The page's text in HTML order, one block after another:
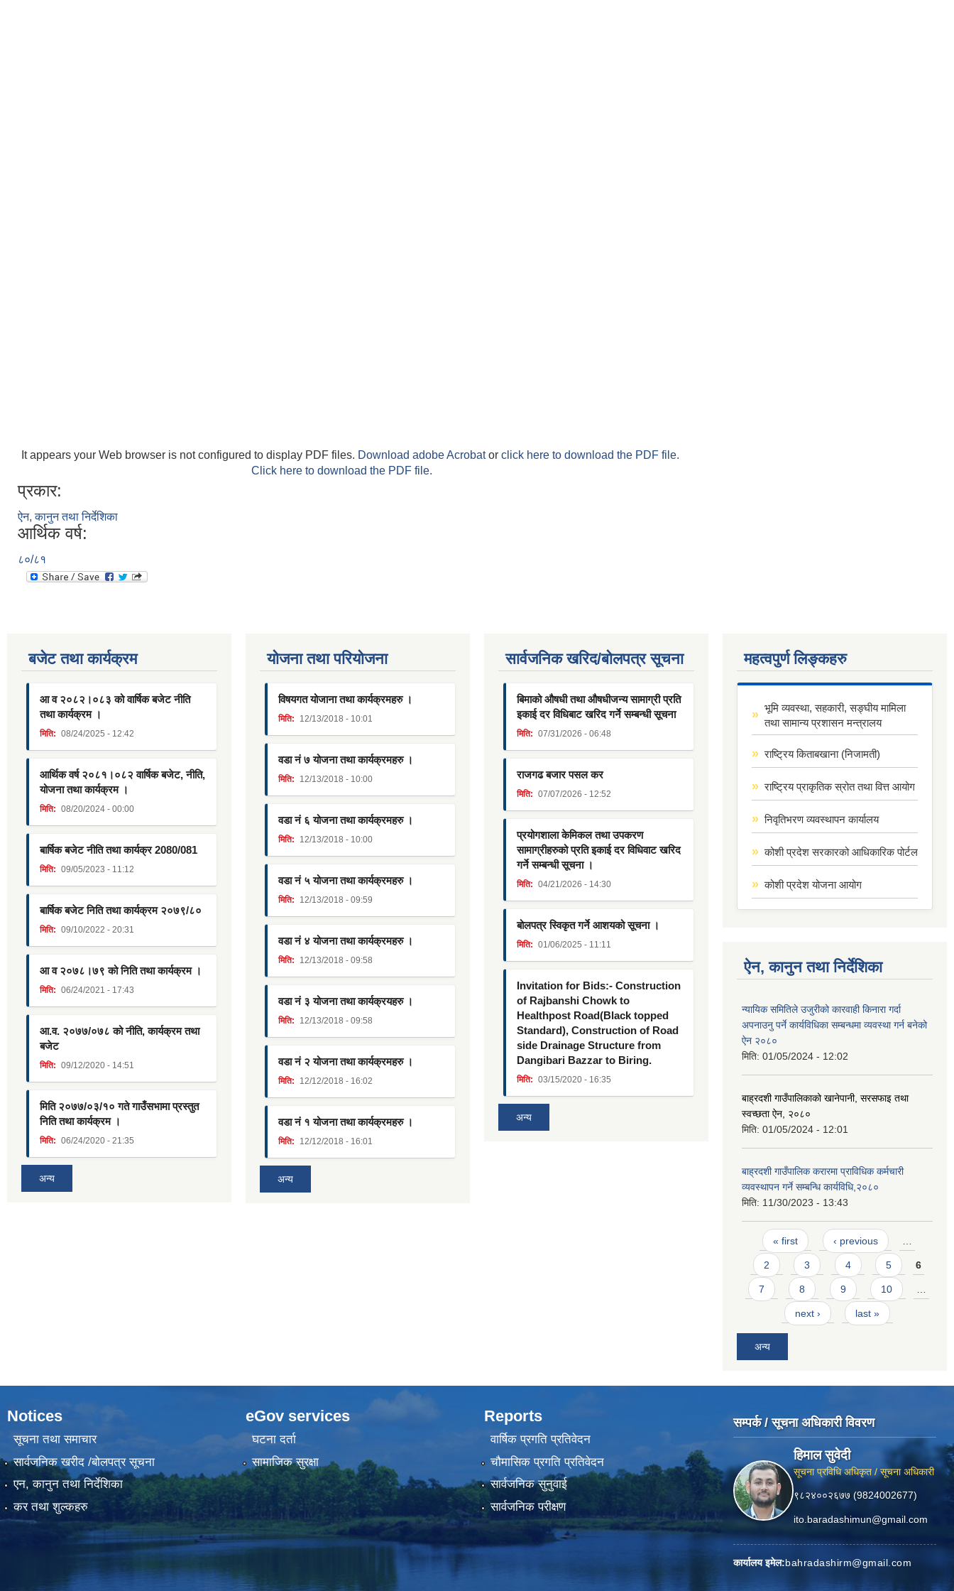
It appears your Web browser is not configured to display PDF files. Download adobe Acrobator click here to download the PDF file.
Click here to download the PDF file.
प्रकार:
ऐन, कानुन तथा निर्देशिका
आर्थिक वर्ष:
८०/८१
बजेट तथा कार्यक्रम
आ व २०८२।०८३ को वार्षिक बजेट नीति
तथा कार्यक्रम ।
मिति: 08/24/2025 - 12:42
आर्थिक वर्ष २०८१।०८२ वार्षिक बजेट, नीति,
योजना तथा कार्यक्रम ।
मिति: 08/20/2024 - 00:00
बार्षिक बजेट नीति तथा कार्यक्र 2080/081
मिति: 09/05/2023 - 11:12
बार्षिक बजेट निति तथा कार्यक्रम २०७९/८०
मिति: 09/10/2022 - 20:31
आ व २०७८।७९ को निति तथा कार्यक्रम ।
मिति: 06/24/2021 - 17:43
आ.व. २०७७/०७८ को नीति, कार्यक्रम तथा
बजेट
मिति: 09/12/2020 - 14:51
मिति २०७७/०३/१० गते गाउँसभामा प्रस्तुत
निति तथा कार्यक्रम ।
मिति: 06/24/2020 - 21:35
अन्य
याेजना तथा परियाेजना
विषयगत योजाना तथा कार्यक्रमहरु ।
मिति: 12/13/2018 - 10:01
वडा नं ७ योजना तथा कार्यक्रमहरु ।
मिति: 12/13/2018 - 10:00
वडा नं ६ योजना तथा कार्यक्रमहरु ।
मिति: 12/13/2018 - 10:00
वडा नं ५ योजना तथा कार्यक्रमहरु ।
मिति: 12/13/2018 - 09:59
वडा नं ४ योजना तथा कार्यक्रमहरु ।
मिति: 12/13/2018 - 09:58
वडा नं ३ योजना तथा कार्यक्रयहरु ।
मिति: 12/13/2018 - 09:58
वडा नं २ योजना तथा कार्यक्रमहरु ।
मिति: 12/12/2018 - 16:02
वडा नं १ योजना तथा कार्यक्रमहरु ।
मिति: 12/12/2018 - 16:01
अन्य
सार्वजनिक खरिद/बोलपत्र सूचना
बिमाको औषधी तथा औषधीजन्य सामाग्री प्रति
इकाई दर विधिबाट खरिद गर्ने सम्बन्धी सूचना
मिति: 07/31/2026 - 06:48
राजगढ बजार पसल कर
मिति: 07/07/2026 - 12:52
प्रयोगशाला केमिकल तथा उपकरण
सामाग्रीहरुको प्रति इकाई दर विधिवाट खरिद
गर्ने सम्बन्धी सूचना ।
मिति: 04/21/2026 - 14:30
बोलपत्र स्विकृत गर्ने आशयको सूचना ।
मिति: 01/06/2025 - 11:11
Invitation for Bids:- Construction
of Rajbanshi Chowk to
Healthpost Road(Black topped
Standard), Construction of Road
side Drainage Structure from
Dangibari Bazzar to Biring.
मिति: 03/15/2020 - 16:35
अन्य
महत्वपुर्ण लिङ्कहरु
भूमि व्यवस्था, सहकारी, सङ्घीय मामिला
तथा सामान्य प्रशासन मन्त्रालय
राष्ट्रिय किताबखाना (निजामती)
राष्ट्रिय प्राकृतिक स्रोत तथा वित्त आयोग
निवृतिभरण व्यवस्थापन कार्यालय
कोशी प्रदेश सरकारको आधिकारिक पोर्टल
कोशी प्रदेश योजना आयोग
ऐन, कानुन तथा निर्देशिका
न्यायिक समितिले उजुरीको कारवाही किनारा गर्दा
अपनाउनु पर्ने कार्यविधिका सम्बन्धमा व्यवस्था गर्न बनेको
ऐन २०८०
मिति: 01/05/2024 - 12:02
बाह्रदशी गाउँपालिकाको खानेपानी, सरसफाइ तथा
स्वच्छता ऐन, २०८०
मिति: 01/05/2024 - 12:01
बाह्रदशी गाउँपालिक करारमा प्राविधिक कर्मचारी
व्यवस्थापन गर्ने सम्बन्धि कार्यविधि,२०८०
मिति: 11/30/2023 - 13:43
Pages
« first ‹ previous …
2 3 4 5 6
7 8 9 10 …
next › last »
अन्य
Notices
सूचना तथा समाचार
सार्वजनिक खरीद /बोलपत्र सूचना
एन, कानुन तथा निर्देशिका
कर तथा शुल्कहरु
eGov services
घटना दर्ता
सामाजिक सुरक्षा
Reports
वार्षिक प्रगति प्रतिवेदन
चौमासिक प्रगति प्रतिवेदन
सार्वजनिक सुनुवाई
सार्वजनिक परीक्षण
सम्पर्क / सूचना अधिकारी विवरण
हिमाल सुवेदी
सूचना प्रविधि अधिकृत / सूचना अधिकारी
९८२४००२६७७ (9824002677)
ito.baradashimun@gmail.com
कार्यालय इमेल:bahradashirm@gmail.com